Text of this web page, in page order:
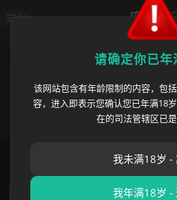
优选投
你带来最新世界杯主题大片、
特辑、死亡之组激情剧情等高品
马尔等球星AV合集及热点赛事
美加墨世界杯AV视频，
请确定你已年
该网站包含有年龄限制的内容，包
容，进入即表示您确认您已年满18
在的司法管辖区已是
我未满18岁 -
我年满18岁 -